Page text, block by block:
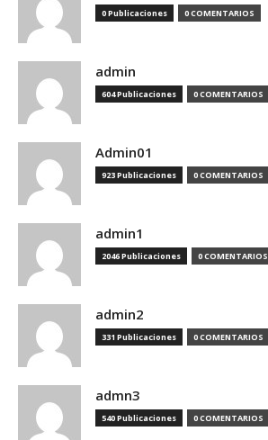
0 Publicaciones 0 COMENTARIOS
admin
604 Publicaciones 0 COMENTARIOS
Admin01
923 Publicaciones 0 COMENTARIOS
admin1
2046 Publicaciones 0 COMENTARIOS
admin2
331 Publicaciones 0 COMENTARIOS
admn3
540 Publicaciones 0 COMENTARIOS